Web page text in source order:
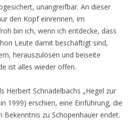
unangreifbar. An dieser
den Kopf einrennen, im
bin ich, wenn ich entdecke, dass
Leute damit beschäftigt sind,
herauszulösen und beiseite
ist alles wieder offen.
Herbert Schnädelbachs „Hegel zur
1999) erschien, eine Einführung, die
Bekenntnis zu Schopenhauer endet.